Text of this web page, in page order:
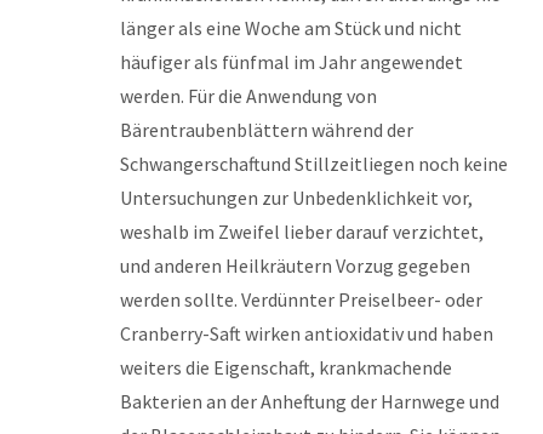
länger als eine Woche am Stück und nicht
häufiger als fünfmal im Jahr angewendet
werden. Für die Anwendung von
Bärentraubenblättern während der
Schwangerschaftund Stillzeitliegen noch keine
Untersuchungen zur Unbedenklichkeit vor,
weshalb im Zweifel lieber darauf verzichtet,
und anderen Heilkräutern Vorzug gegeben
werden sollte. Verdünnter Preiselbeer- oder
Cranberry-Saft wirken antioxidativ und haben
weiters die Eigenschaft, krankmachende
Bakterien an der Anheftung der Harnwege und